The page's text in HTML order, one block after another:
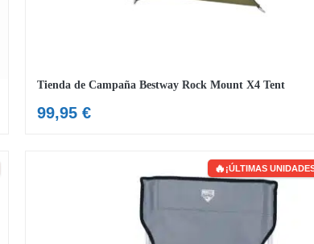
Tienda de Campaña Bestway Rock Mount X4 Tent
99,95 €
¡ÚLTIMAS